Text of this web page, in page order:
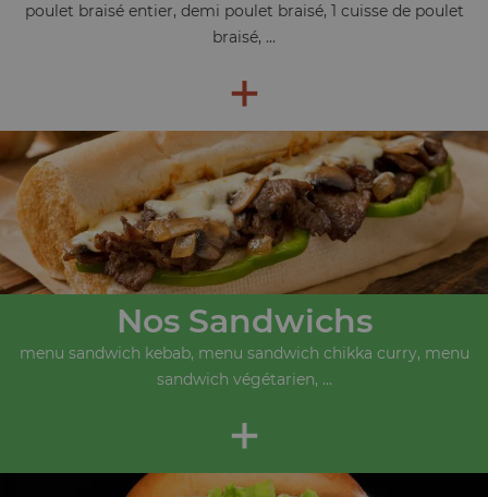
poulet braisé entier, demi poulet braisé, 1 cuisse de poulet
braisé, ...
+
Nos Sandwichs
menu sandwich kebab, menu sandwich chikka curry, menu
sandwich végétarien, ...
+